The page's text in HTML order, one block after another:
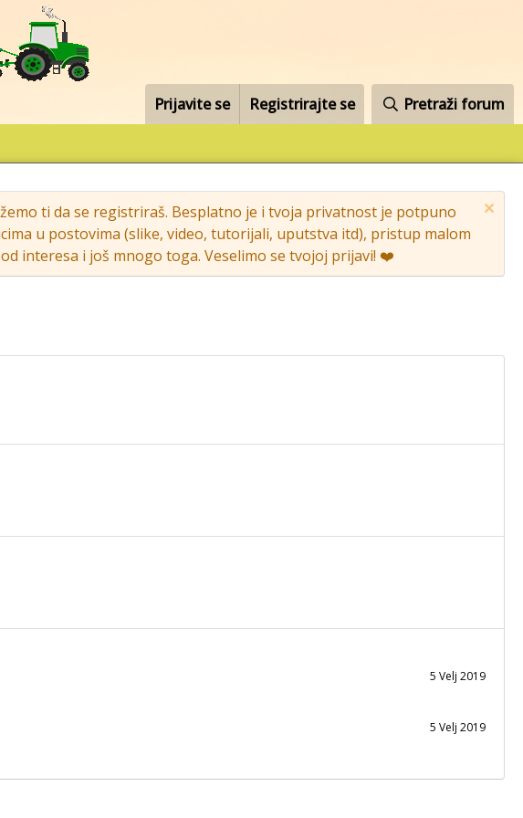
Prijavite se Registrirajte se Pretraži forum
ti da se registriraš. Besplatno je i tvoja privatnost je potpuno
u postovima (slike, video, tutorijali, uputstva itd), pristup malom
interesa i još mnogo toga. Veselimo se tvojoj prijavi! ❤️
5 Velj 2019
5 Velj 2019